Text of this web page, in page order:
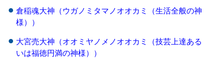
倉稲魂大神（ウガノミタマノオオカミ（生活全般の神
様））
大宮売大神（オオミヤノメノオオカミ（技芸上達ある
いは福徳円満の神様））